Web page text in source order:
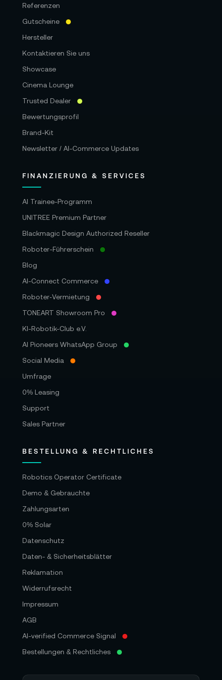
Referenzen
Gutscheine
Hersteller
Kontaktieren Sie uns
Showcase
Cinema Lounge
Trusted Dealer
Bewertungsprofil
Brand-Kit
Newsletter / AI-Commerce Updates
FINANZIERUNG & SERVICES
AI Trainee-Programm
UNITREE Premium Partner
Blackmagic Design Authorized Reseller
Roboter-Führerschein
Blog
AI-Connect Commerce
Roboter‑Vermietung
TONEART Showroom Pro
KI-Robotik-Club e.V.
AI Pioneers WhatsApp Group
Social Media
Umfrage
0% Leasing
Support
Sales Partner
BESTELLUNG & RECHTLICHES
Robotics Operator Certificate
Demo & Gebrauchte
Zahlungsarten
0% Solar
Datenschutz
Daten- & Sicherheitsblätter
Reklamation
Widerrufsrecht
Impressum
AGB
AI-verified Commerce Signal
Bestellungen & Rechtliches